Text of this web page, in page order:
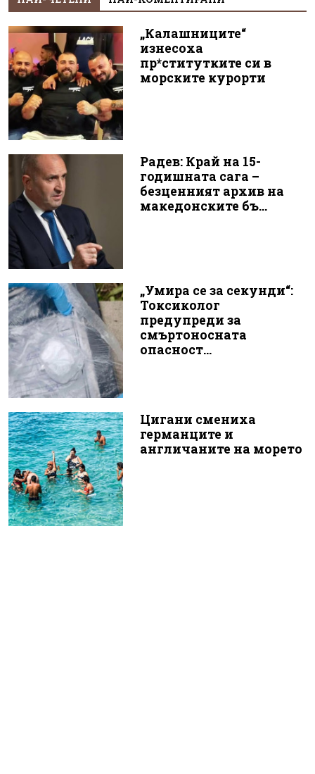
„Калашниците“
изнесоха
пр*ститутките си в
морските курорти
Радев: Край на 15-
годишната сага –
безценният архив на
македонските бъ...
„Умира се за секунди“:
Токсиколог
предупреди за
смъртоносната
опасност...
Цигани смениха
германците и
англичаните на морето